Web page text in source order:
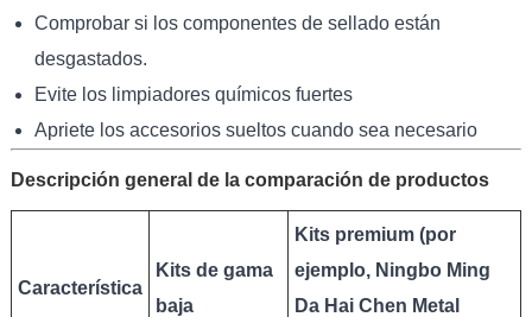
Comprobar si los componentes de sellado están
desgastados.
Evite los limpiadores químicos fuertes
Apriete los accesorios sueltos cuando sea necesario
Descripción general de la comparación de productos
Característica
Kits de gama
baja
Kits premium (por
ejemplo, Ningbo Ming
Da Hai Chen Metal